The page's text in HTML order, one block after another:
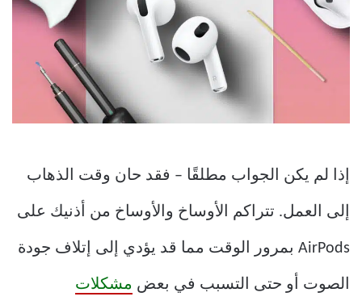
إذا لم يكن الجواب مطلقًا – فقد حان وقت الذهاب
إلى العمل. تتراكم الأوساخ والأوساخ من أذنيك على
AirPods بمرور الوقت مما قد يؤدي إلى إتلاف جودة
الصوت أو حتى التسبب في بعض مشكلات